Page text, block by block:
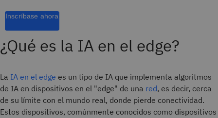
Inscríbase ahora
¿Qué es la IA en el edge?
La IA en el edge es un tipo de IA que implementa algoritmos
de IA en dispositivos en el "edge" de una red, es decir, cerca
de su límite con el mundo real, donde pierde conectividad.
Estos dispositivos, comúnmente conocidos como dispositivos